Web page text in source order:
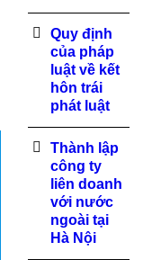
Quy định
của pháp
luật về kết
hôn trái
phát luật
Thành lập
công ty
liên doanh
với nước
ngoài tại
Hà Nội